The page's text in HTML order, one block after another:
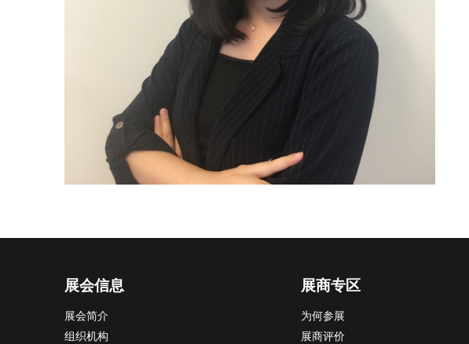
展会信息
展会简介
组织机构
展商专区
为何参展
展商评价